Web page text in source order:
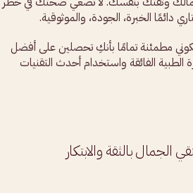
دائمًا الخبرة، الجودة، والموثوقية.
مطمئنة تمامًا بأنكِ تحصلين على أفضل
الفائقة واستخدام أحدث التقنيات
الجمال بالثقة والابتكار